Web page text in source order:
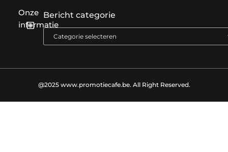
Onze
informatie
Bericht categorie
@2025 www.promotiecafe.be. All Right Reserved.​